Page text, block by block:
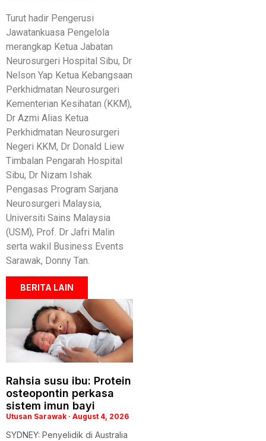
Turut hadir Pengerusi
Jawatankuasa Pengelola
merangkap Ketua Jabatan
Neurosurgeri Hospital Sibu, Dr
Nelson Yap Ketua Kebangsaan
Perkhidmatan Neurosurgeri
Kementerian Kesihatan (KKM),
Dr Azmi Alias Ketua
Perkhidmatan Neurosurgeri
Negeri KKM, Dr Donald Liew
Timbalan Pengarah Hospital
Sibu, Dr Nizam Ishak
Pengasas Program Sarjana
Neurosurgeri Malaysia,
Universiti Sains Malaysia
(USM), Prof. Dr Jafri Malin
serta wakil Business Events
Sarawak, Donny Tan.
BERITA LAIN
Rahsia susu ibu: Protein
osteopontin perkasa
sistem imun bayi
Utusan Sarawak August 4, 2026
SYDNEY: Penyelidik di Australia